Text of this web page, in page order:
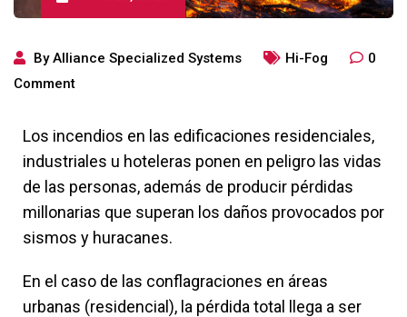
ByAlliance Specialized Systems Hi-Fog
0
Comment
Los incendios en las edificaciones residenciales,
industriales u hoteleras ponen en peligro las vidas
de las personas, además de producir pérdidas
millonarias que superan los daños provocados por
sismos y huracanes.
En el caso de las conflagraciones en áreas
urbanas (residencial), la pérdida total llega a ser